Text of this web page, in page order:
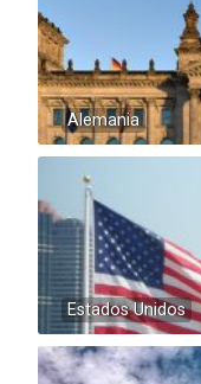
Alemania
Estados Unidos